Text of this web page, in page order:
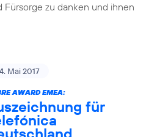
Fürsorge zu danken und ihnen
Mai 2017
AWARD EMEA:
für